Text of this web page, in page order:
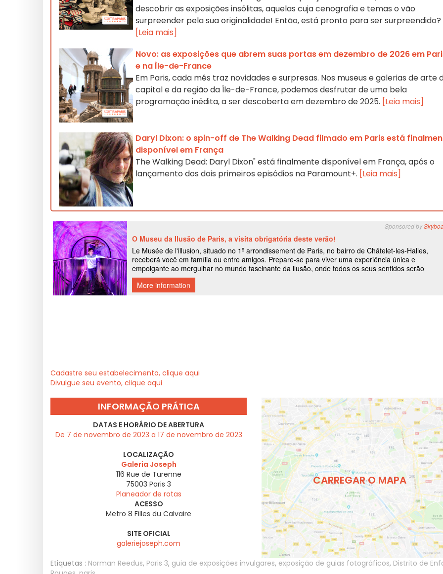
descobrir as exposições insólitas, aquelas cuja cenografia e temas o vão
surpreender pela sua originalidade! Então, está pronto para ser surpreendido?
[Leia mais]
Novo: as exposições que abrem suas portas em dezembro de 2026 em
e na Île-de-France
Em Paris, cada mês traz novidades e surpresas. Nos museus e galerias de arte
capital e da região da Île-de-France, podemos desfrutar de uma bela
programação inédita, a ser descoberta em dezembro de 2025. [Leia mais]
Daryl Dixon: o spin-off de The Walking Dead filmado em Paris está
disponível em França
The Walking Dead: Daryl Dixon" está finalmente disponível em França, após o
lançamento dos dois primeiros episódios na Paramount+. [Leia mais]
Cadastre seu estabelecimento, clique aqui
Divulgue seu evento, clique aqui
INFORMAÇÃO PRÁTICA
DATAS E HORÁRIO DE ABERTURA
De 7 de novembro de 2023 a 17 de novembro de 2023
LOCALIZAÇÃO
Galeria Joseph
116 Rue de Turenne
75003 Paris 3
Planeador de rotas
ACESSO
Metro 8 Filles du Calvaire
SITE OFICIAL
galeriejoseph.com
CARREGAR O MAPA
Etiquetas : Norman Reedus, Paris 3, guia de exposições invulgares, exposição de guias fotográficos, Distrito de